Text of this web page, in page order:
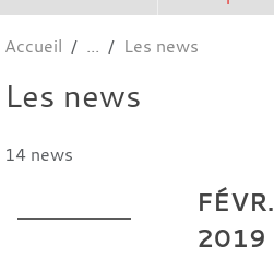
Accueil Les news
Les news
14 news
FÉVR.
2019